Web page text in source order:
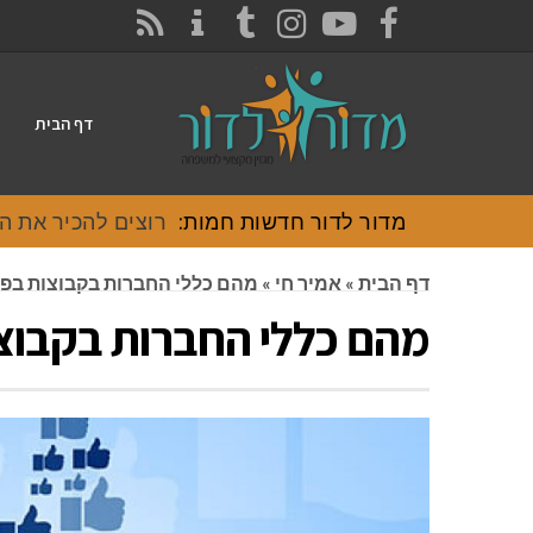
FACEBOOK
YOUTUBE
INSTAGRAM
TUMBLR
דף הבית
מדור לדור חדשות חמות: רוצים להכיר את
דף הבית » אמיר חי » מהם כללי החברות בקבוצות
מהם כללי החברות